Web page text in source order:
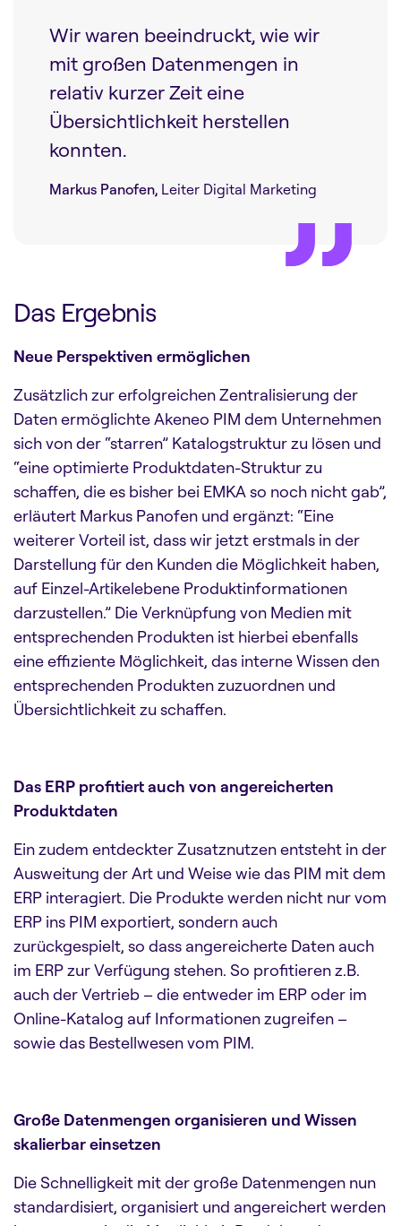
Wir waren beeindruckt, wie wir
mit großen Datenmengen in
relativ kurzer Zeit eine
Übersichtlichkeit herstellen
konnten.
Markus Panofen, Leiter Digital Marketing
Das Ergebnis
Neue Perspektiven ermöglichen
Zusätzlich zur erfolgreichen Zentralisierung der
Daten ermöglichte Akeneo PIM dem Unternehmen
sich von der “starren” Katalogstruktur zu lösen und
“eine optimierte Produktdaten-Struktur zu
schaffen, die es bisher bei EMKA so noch nicht gab”,
erläutert Markus Panofen und ergänzt: “Eine
weiterer Vorteil ist, dass wir jetzt erstmals in der
Darstellung für den Kunden die Möglichkeit haben,
auf Einzel-Artikelebene Produktinformationen
darzustellen.” Die Verknüpfung von Medien mit
entsprechenden Produkten ist hierbei ebenfalls
eine effiziente Möglichkeit, das interne Wissen den
entsprechenden Produkten zuzuordnen und
Übersichtlichkeit zu schaffen.
Das ERP profitiert auch von angereicherten
Produktdaten
Ein zudem entdeckter Zusatznutzen entsteht in der
Ausweitung der Art und Weise wie das PIM mit dem
ERP interagiert. Die Produkte werden nicht nur vom
ERP ins PIM exportiert, sondern auch
zurückgespielt, so dass angereicherte Daten auch
im ERP zur Verfügung stehen. So profitieren z.B.
auch der Vertrieb – die entweder im ERP oder im
Online-Katalog auf Informationen zugreifen –
sowie das Bestellwesen vom PIM.
Große Datenmengen organisieren und Wissen
skalierbar einsetzen
Die Schnelligkeit mit der große Datenmengen nun
standardisiert, organisiert und angereichert werden